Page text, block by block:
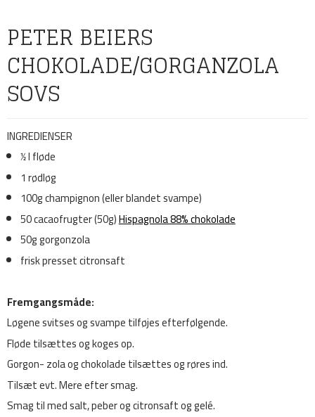
PETER BEIERS
CHOKOLADE/GORGANZOLA
SOVS
INGREDIENSER
1⁄2 l fløde
1 rødløg
100g champignon (eller blandet svampe)
50 cacaofrugter (50g)Hispagnola 88% chokolade
50g gorgonzola
frisk presset citronsaft
Fremgangsmåde:
Løgene svitses og svampe tilføjes efterfølgende.
Fløde tilsættes og koges op.
Gorgon- zola og chokolade tilsættes og røres ind.
Tilsæt evt. Mere efter smag.
Smag til med salt, peber og citronsaft og gelé.